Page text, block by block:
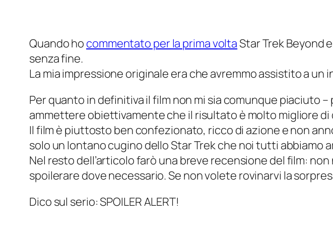
Quando ho commentato per la prima voltaStar Trek Beyond
senza fine.
La mia impressione originale era che avremmo assistito a un
Per quanto in definitiva il film non mi sia comunque piaciuto
ammettere obiettivamente che il risultato è molto migliore di
Il film è piuttosto ben confezionato, ricco di azione e non
solo un lontano cugino dello Star Trek che noi tutti abbiamo
Nel resto dell’articolo farò una breve recensione del film:
spoilerare dove necessario. Se non volete rovinarvi la
Dico sul serio: SPOILER ALERT!